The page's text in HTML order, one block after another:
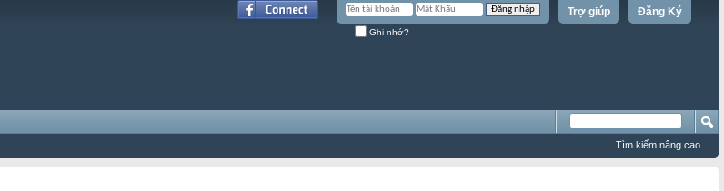
Đăng Ký
Trợ giúp
Ghi nhớ?
Tìm kiếm nâng cao